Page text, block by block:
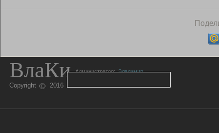
Copyright 2016
ВлаКи Администратор:Владимир